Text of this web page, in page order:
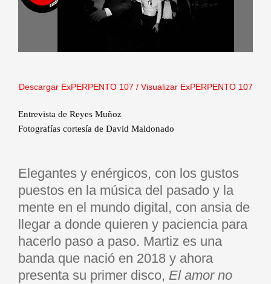
Descargar ExPERPENTO 107 / Visualizar ExPERPENTO 107
Entrevista de Reyes Muñoz
Fotografías cortesía de David Maldonado
Elegantes y enérgicos, con los gustos
puestos en la música del pasado y la
mente en el mundo digital, con ansia de
llegar a donde quieren y paciencia para
hacerlo paso a paso. Martiz es una
banda que nació en 2018 y ahora
presenta su primer disco, El amor no